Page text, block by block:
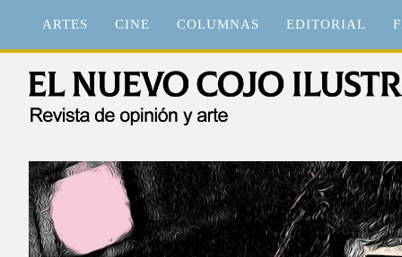
contenido
ARTES CINE COLUMNAS EDITORIAL